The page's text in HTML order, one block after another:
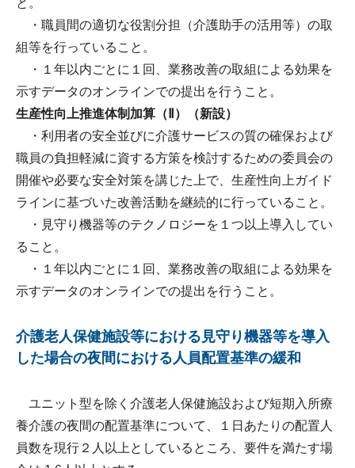
と。
・職員間の適切な役割分担（介護助手の活用等）の取
組等を行っていること。
・１年以内ごとに１回、業務改善の取組による効果を
示すデータのオンラインでの提出を行うこと。
生産性向上推進体制加算（Ⅱ）（新設）
・利用者の安全並びに介護サービスの質の確保および
職員の負担軽減に資する方策を検討するための委員会の
開催や必要な安全対策を講じた上で、生産性向上ガイド
ラインに基づいた改善活動を継続的に行っていること。
・見守り機器等のテクノロジーを１つ以上導入してい
ること。
・１年以内ごとに１回、業務改善の取組による効果を
示すデータのオンラインでの提出を行うこと。
介護老人保健施設等における見守り機器等を導入
した場合の夜間における人員配置基準の緩和
ユニット型を除く介護老人保健施設および短期入所療
養介護の夜間の配置基準について、１日あたりの配置人
員数を現行２人以上としているところ、要件を満たす場